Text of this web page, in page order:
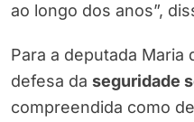
ao longo dos anos”,
Para a deputada Maria
defesa da seguridade
compreendida como